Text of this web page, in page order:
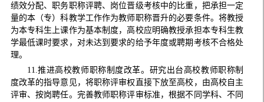
绩效分配、职务职称评聘、岗位晋级考核中的比重，把承担一定
量的本（专）科教学工作作为教师职称晋升的必要条件。将教授
为本专科生上课作为基本制度，高校应明确教授承担本专科生教
学最低课时要求，对未达到要求的给予年度或聘期考核不合格处
理。
11.推进高校教师职称制度改革。研究出台高校教师职称制
度改革的指导意见，将职称评审权直接下放至高校，由高校自主
评审、按岗聘任。完善教师职称评审标准，根据不同学科、不同